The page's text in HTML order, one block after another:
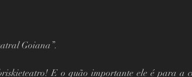
e as paixões
Goiana”.
E o quão importante ele é para a